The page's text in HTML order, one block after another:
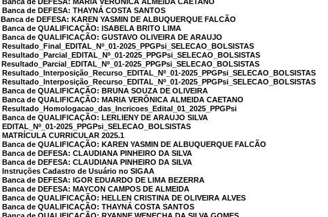
Banca de DEFESA: THAYNÁ COSTA SANTOS
Banca de DEFESA: KAREN YASMIN DE ALBUQUERQUE FALCÃO
Banca de QUALIFICAÇÃO: ISABELA BRITO LIMA
Banca de QUALIFICAÇÃO: GUSTAVO OLIVEIRA DE ARAUJO
Resultado_Final_EDITAL_Nº_01-2025_PPGPsi_SELECAO_BOLSISTAS
Resultado_Parcial_EDITAL_Nº_01-2025_PPGPsi_SELECAO_BOLSISTAS
Resultado_Parcial_EDITAL_Nº_01-2025_PPGPsi_SELECAO_BOLSISTAS
Resultado_Interposição_Recurso_EDITAL_Nº_01-2025_PPGPsi_SELECAO_BOLSISTAS
Resultado_Interposição_Recurso_EDITAL_Nº_01-2025_PPGPsi_SELECAO_BOLSISTAS
Banca de QUALIFICAÇÃO: BRUNA SOUZA DE OLIVEIRA
Banca de QUALIFICAÇÃO: MARIA VERÔNICA ALMEIDA CAETANO
Resultado_Homologacao_das_Incricoes_Edital_01_2025_PPGPsi
Banca de QUALIFICAÇÃO: LERLIENY DE ARAUJO SILVA
EDITAL_Nº_01-2025_PPGPsi_SELECAO_BOLSISTAS
MATRÍCULA CURRICULAR 2025.1
Banca de QUALIFICAÇÃO: KAREN YASMIN DE ALBUQUERQUE FALCÃO
Banca de DEFESA: CLAUDIANA PINHEIRO DA SILVA
Banca de DEFESA: CLAUDIANA PINHEIRO DA SILVA
Instruções Cadastro de Usuário no SIGAA
Banca de DEFESA: IGOR EDUARDO DE LIMA BEZERRA
Banca de DEFESA: MAYCON CAMPOS DE ALMEIDA
Banca de QUALIFICAÇÃO: HELLEN CRISTINA DE OLIVEIRA ALVES
Banca de QUALIFICAÇÃO: THAYNÁ COSTA SANTOS